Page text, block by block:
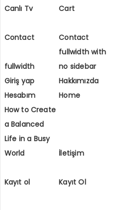
Canlı Tv
Cart
Contact Contact
fullwidth
fullwidth with
no sidebar
Giriş yap
Hakkımızda
Hesabım
Home
How to Create
a Balanced
Life in a Busy
World
İletişim
Kayıt ol Kayıt Ol